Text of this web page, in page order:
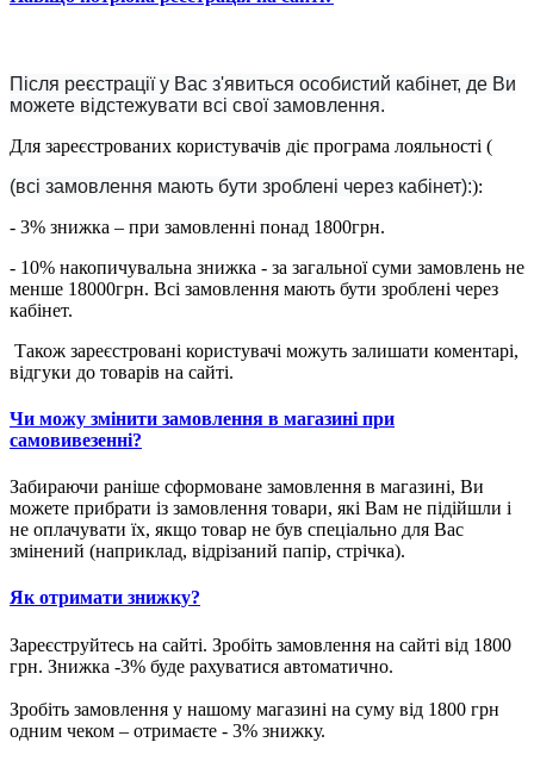
Після реєстрації у Вас з'явиться особистий кабінет, де Ви
можете відстежувати всі свої замовлення.
Для зареєстрованих користувачів діє програма лояльності (
(всі замовлення мають бути зроблені через кабінет):):
- 3% знижка – при замовленні понад 1800грн.
- 10% накопичувальна знижка - за загальної суми замовлень не
менше 18000грн. Всі замовлення мають бути зроблені через
кабінет.
Також зареєстровані користувачі можуть залишати коментарі,
відгуки до товарів на сайті.
Чи можу змінити замовлення в магазині при
самовивезенні?
Забираючи раніше сформоване замовлення в магазині, Ви
можете прибрати із замовлення товари, які Вам не підійшли і
не оплачувати їх, якщо товар не був спеціально для Вас
змінений (наприклад, відрізаний папір, стрічка).
Як отримати знижку?
Зареєструйтесь на сайті. Зробіть замовлення на сайті від 1800
грн. Знижка -3% буде рахуватися автоматично.
Зробіть замовлення у нашому магазині на суму від 1800 грн
одним чеком – отримаєте - 3% знижку.